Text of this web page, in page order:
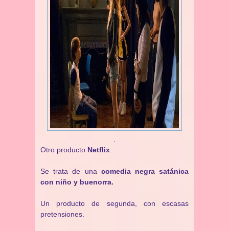
Otro producto Netflix
Se trata de una comedia negra satánica
con niño y buenorra.
Un producto de segunda, con escasas
pretensiones.